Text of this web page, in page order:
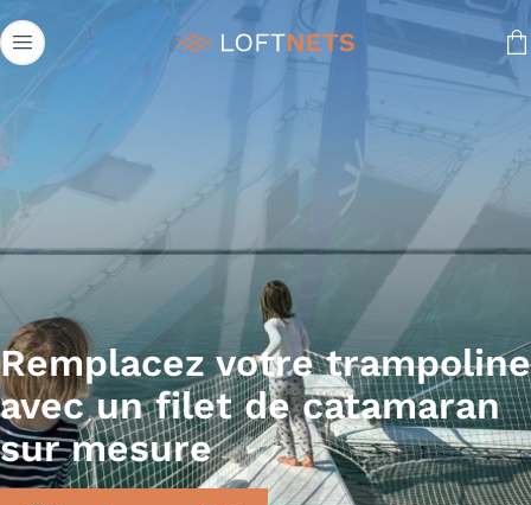
Remplacez votre trampoline
avec un filet de catamaran
sur mesure